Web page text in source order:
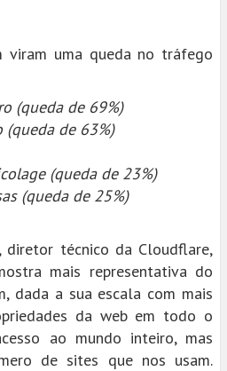
viram uma queda no tráfego
(queda de 69%)
de 63%)
(queda de 23%)
(queda de 25%)
diretor técnico da Cloudflare,
mais representativa do
dada a sua escala com mais
da web em todo o
ao mundo inteiro, mas
de sites que nos usam.